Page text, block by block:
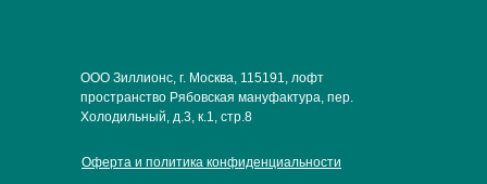
ООО Зиллионс, г. Москва, 115191, лофт
пространство Рябовская мануфактура, пер.
Холодильный, д.3, к.1, стр.8
Оферта и политика конфиденциальности